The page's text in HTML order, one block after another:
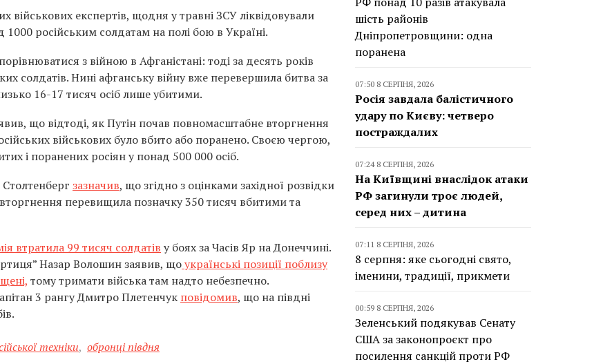
військових експертів, щодня у травні ЗСУ ліквідовували
російським солдатам на полі бою в Україні.
з війною в Афганістані: тоді за десять років
солдатів. Нині афганську війну вже перевершила битва за
16-17 тисяч осіб лише убитими.
що відтоді, як Путін почав повномасштабне вторгнення
військових було вбито або поранено. Своєю чергою,
і поранених росіян у понад 500 000 осіб.
зазначив, що згідно з оцінками західної розвідки
перевищила позначку 350 тисяч вбитими та
втратила 99 тисяч солдатів у боях за Часів Яр на Донеччині.
Назар Волошин заявив, щоукраїнські позиції поблизу
тому тримати війська там надто небезпечно.
3 рангу Дмитро Плетенчук повідомив, що на півдні
техніки, обронці півдня
шість районів
Дніпропетровщини: одна
поранена
07:50 8 СЕРПНЯ, 2026
Росія завдала балістичного
удару по Києву: четверо
постраждалих
07:24 8 СЕРПНЯ, 2026
На Київщині внаслідок атаки
РФ загинули троє людей,
серед них – дитина
07:11 8 СЕРПНЯ, 2026
8 серпня: яке сьогодні свято,
іменини, традиції, прикмети
00:59 8 СЕРПНЯ, 2026
Зеленський подякував Сенату
США за законопроєкт про
посилення санкцій проти РФ